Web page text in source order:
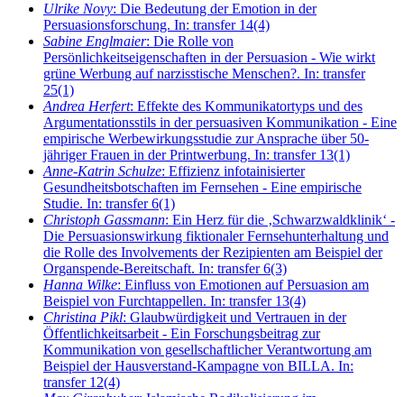
Ulrike Novy: Die Bedeutung der Emotion in der
Persuasionsforschung. In: transfer 14(4)
Sabine Englmaier: Die Rolle von
Persönlichkeitseigenschaften in der Persuasion - Wie wirkt
grüne Werbung auf narzisstische Menschen?. In: transfer
25(1)
Andrea Herfert: Effekte des Kommunikatortyps und des
Argumentationsstils in der persuasiven Kommunikation - Eine
empirische Werbewirkungsstudie zur Ansprache über 50-
jähriger Frauen in der Printwerbung. In: transfer 13(1)
Anne-Katrin Schulze: Effizienz infotainisierter
Gesundheitsbotschaften im Fernsehen - Eine empirische
Studie. In: transfer 6(1)
Christoph Gassmann: Ein Herz für die ‚Schwarzwaldklinik‘ -
Die Persuasionswirkung fiktionaler Fernsehunterhaltung und
die Rolle des Involvements der Rezipienten am Beispiel der
Organspende-Bereitschaft. In: transfer 6(3)
Hanna Wilke: Einfluss von Emotionen auf Persuasion am
Beispiel von Furchtappellen. In: transfer 13(4)
Christina Pikl: Glaubwürdigkeit und Vertrauen in der
Öffentlichkeitsarbeit - Ein Forschungsbeitrag zur
Kommunikation von gesellschaftlicher Verantwortung am
Beispiel der Hausverstand-Kampagne von BILLA. In:
transfer 12(4)